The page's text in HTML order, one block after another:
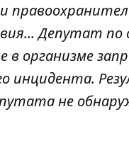
Депутат
в организме
инцидента.
не